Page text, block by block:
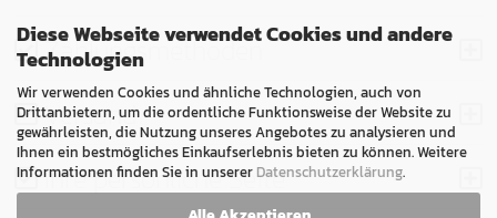
Diese Webseite verwendet Cookies und andere
Technologien
Wir verwenden Cookies und ähnliche Technologien, auch von
Drittanbietern, um die ordentliche Funktionsweise der Website zu
gewährleisten, die Nutzung unseres Angebotes zu analysieren und
Ihnen ein bestmögliches Einkaufserlebnis bieten zu können. Weitere
Informationen finden Sie in unserer Datenschutzerklärung.
Zahlungsmethoden
Versand
Ihre persönliche Seite